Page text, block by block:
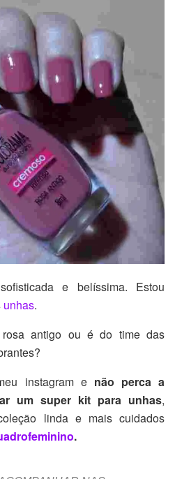
e belíssima. Estou
unhas.
antigo ou é do time das
instagram e não perca a
um super kit para unhas,
linda e mais cuidados
.